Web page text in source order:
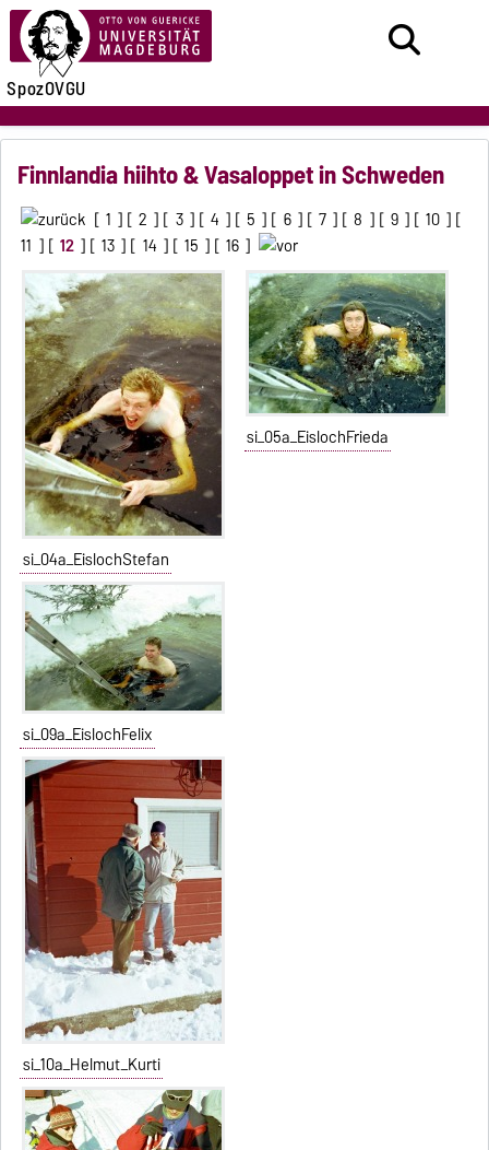
SpozOVGU
Finnlandia hiihto & Vasaloppet in Schweden
[ 1 ] [ 2 ] [ 3 ] [ 4 ] [ 5 ] [ 6 ] [ 7 ] [ 8 ] [ 9 ] [ 10 ] [
11 ] [ 12 ] [ 13 ] [ 14 ] [ 15 ] [ 16 ]
si_04a_EislochStefan
si_05a_EislochFrieda
si_09a_EislochFelix
si_10a_Helmut_Kurti